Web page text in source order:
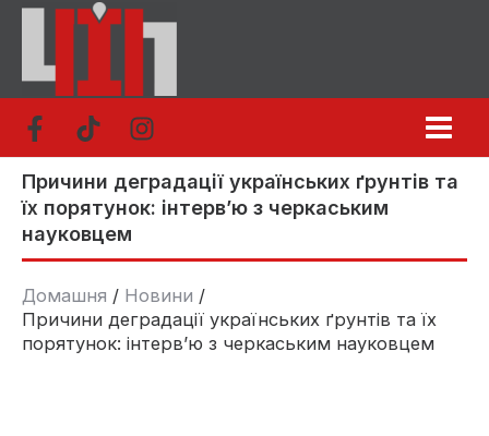
Перейти
вмісту
Причини деградації українських ґрунтів та
їх порятунок: інтерв’ю з черкаським
науковцем
Домашня
Новини
Причини деградації українських ґрунтів та їх
порятунок: інтерв’ю з черкаським науковцем